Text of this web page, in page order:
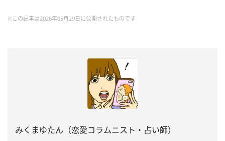
※この記事は2026年05月29日に公開されたものです
みくまゆたん（恋愛コラムニスト・占い師）